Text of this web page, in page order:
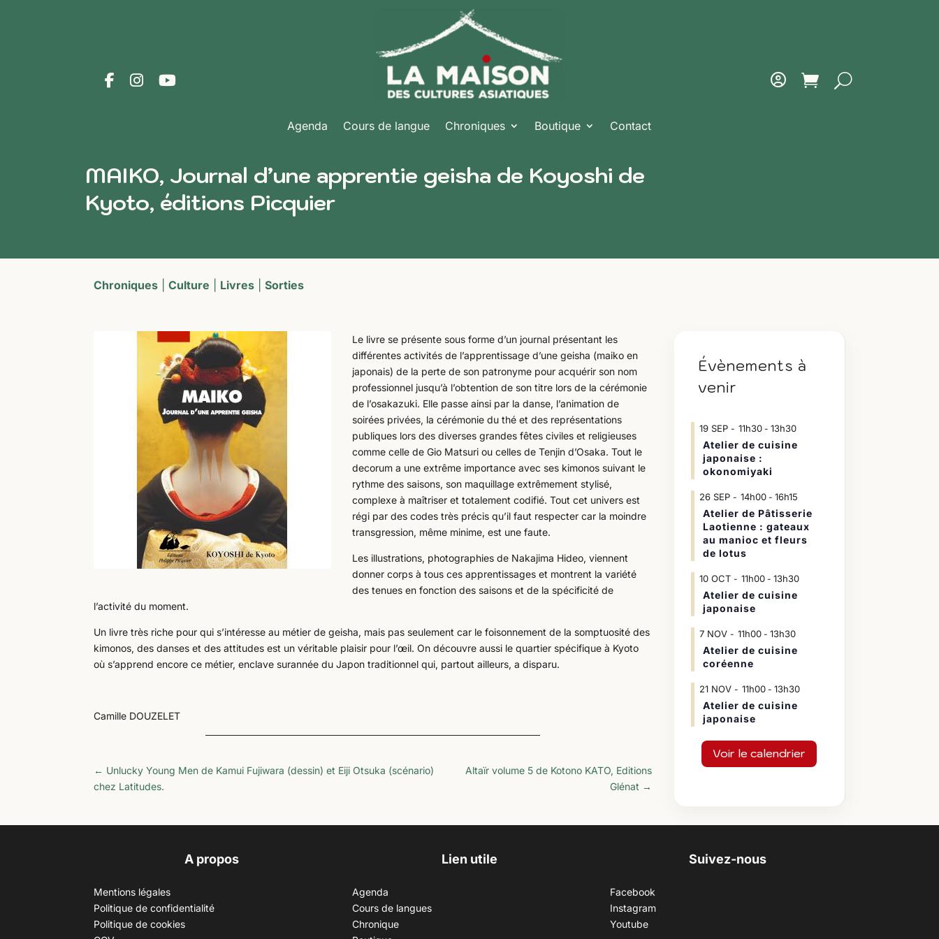
Agenda Cours de langue Chroniques Boutique Contact
MAIKO, Journal d’une apprentie geisha de Koyoshi de
Kyoto, éditions Picquier
Chroniques |Culture Livres |Sorties
Le livre se présente sous forme d’un journal présentant les
différentes activités de l’apprentissage d’une geisha (maiko en
japonais) de la perte de son patronyme pour acquérir son nom
professionnel jusqu’à l’obtention de son titre lors de la cérémonie
de l’osakazuki. Elle passe ainsi par la danse, l’animation de
soirées privées, la cérémonie du thé et des représentations
publiques lors des diverses grandes fêtes civiles et religieuses
comme celle de Gio Matsuri ou celles de Tenjin d’Osaka. Tout le
decorum a une extrême importance avec ses kimonos suivant le
rythme des saisons, son maquillage extrêmement stylisé,
complexe à maîtriser et totalement codifié. Tout cet univers est
régi par des codes très précis qu’il faut respecter car la moindre
transgression, même minime, est une faute.
Les illustrations, photographies de Nakajima Hideo, viennent
donner corps à tous ces apprentissages et montrent la variété
des tenues en fonction des saisons et de la spécificité de
l’activité du moment.
Un livre très riche pour qui s’intéresse au métier de geisha, mais pas seulement car le foisonnement de la somptuosité des
kimonos, des danses et des attitudes est un véritable plaisir pour l’œil. On découvre aussi le quartier spécifique à Kyoto
où s’apprend encore ce métier, enclave surannée du Japon traditionnel qui, partout ailleurs, a disparu.
Camille DOUZELET
← Unlucky Young Men de Kamui Fujiwara (dessin) et Eiji Otsuka (scénario)
chez Latitudes.
Altaïr volume 5 de Kotono KATO, Editions
Glénat →
Évènements à
venir
19 SEP 11h30- 13h30
Atelier de cuisine
japonaise :
okonomiyaki
26 SEP 14h00- 16h15
Atelier de Pâtisserie
Laotienne : gateaux
au manioc et fleurs
de lotus
10 OCT 11h00- 13h30
Atelier de cuisine
japonaise
7 NOV 11h00- 13h30
Atelier de cuisine
coréenne
21 NOV 11h00- 13h30
Atelier de cuisine
japonaise
Voir le calendrier
A propos
Mentions légales
Politique de confidentialité
Politique de cookies
Lien utile
Agenda
Cours de langues
Chronique
Suivez-nous
Facebook
Instagram
Youtube